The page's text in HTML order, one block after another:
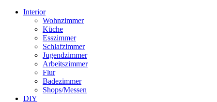
Interior
Wohnzimmer
Küche
Esszimmer
Schlafzimmer
Jugendzimmer
Arbeitszimmer
Flur
Badezimmer
Shops/Messen
DIY